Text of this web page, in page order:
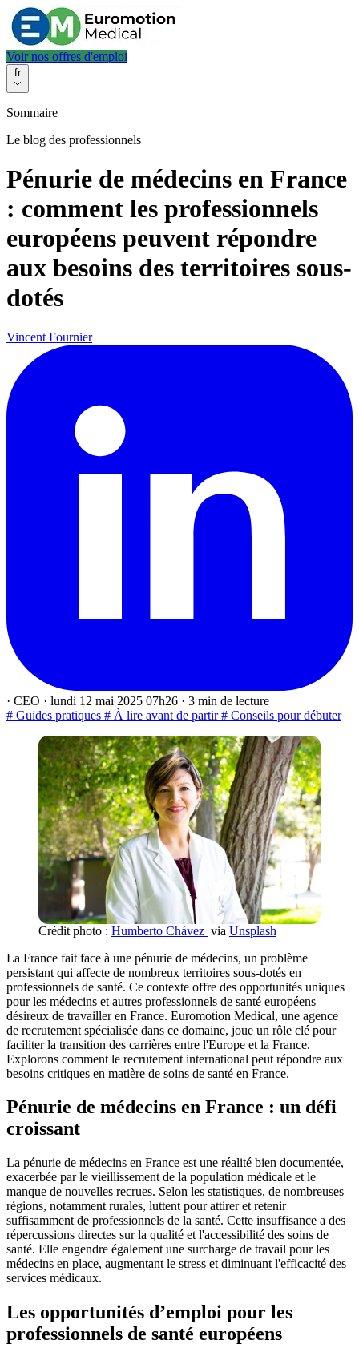
Voir nos offres d'emploi
fr
Sommaire
Le blog des professionnels
Pénurie de médecins en France
: comment les professionnels
européens peuvent répondre
aux besoins des territoires sous-
dotés
Vincent Fournier
· CEO · lundi 12 mai 2025 07h26 · 3 min de lecture
# Guides pratiques # À lire avant de partir # Conseils pour débuter
Crédit photo : Humberto Chávez via Unsplash
La France fait face à une pénurie de médecins, un problème
persistant qui affecte de nombreux territoires sous-dotés en
professionnels de santé. Ce contexte offre des opportunités uniques
pour les médecins et autres professionnels de santé européens
désireux de travailler en France. Euromotion Medical, une agence
de recrutement spécialisée dans ce domaine, joue un rôle clé pour
faciliter la transition des carrières entre l'Europe et la France.
Explorons comment le recrutement international peut répondre aux
besoins critiques en matière de soins de santé en France.
Pénurie de médecins en France : un défi
croissant
La pénurie de médecins en France est une réalité bien documentée,
exacerbée par le vieillissement de la population médicale et le
manque de nouvelles recrues. Selon les statistiques, de nombreuses
régions, notamment rurales, luttent pour attirer et retenir
suffisamment de professionnels de la santé. Cette insuffisance a des
répercussions directes sur la qualité et l'accessibilité des soins de
santé. Elle engendre également une surcharge de travail pour les
médecins en place, augmentant le stress et diminuant l'efficacité des
services médicaux.
Les opportunités d’emploi pour les
professionnels de santé européens